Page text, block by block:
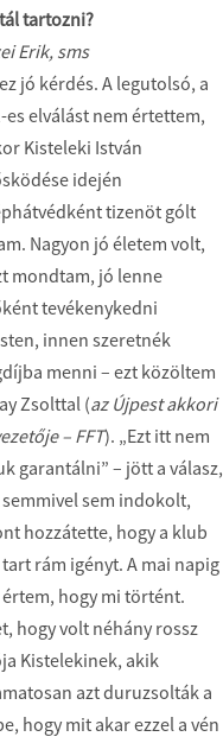
tartozni?
Erik, sms
jó kérdés. A legutolsó, a
es elválást nem értettem,
Kisteleki István
idején
tizenöt gólt
Nagyon jó életem volt,
mondtam, jó lenne
tevékenykedni
innen szeretnék
menni – ezt közöltem
Zsolttal (az Újpest akkori
– FFT). „Ezt itt nem
garantálni” – jött a válasz,
sem indokolt,
hozzátette, hogy a klub
rám igényt. A mai napig
hogy mi történt.
hogy volt néhány rossz
Kistelekinek, akik
azt duruzsolták a
hogy mit akar ezzel a vén